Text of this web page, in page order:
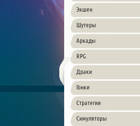
Экшен
Шутеры
Аркады
RPG
Драки
Гонки
Стратегии
Симуляторы